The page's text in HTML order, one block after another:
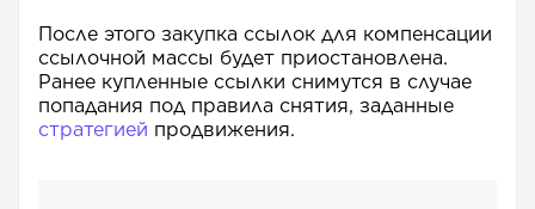
После этого закупка ссылок для компенсации
ссылочной массы будет приостановлена.
Ранее купленные ссылки снимутся в случае
попадания под правила снятия, заданные
стратегией продвижения.